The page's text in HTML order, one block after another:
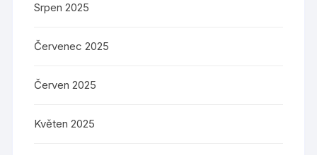
Srpen 2025
Červenec 2025
Červen 2025
Květen 2025